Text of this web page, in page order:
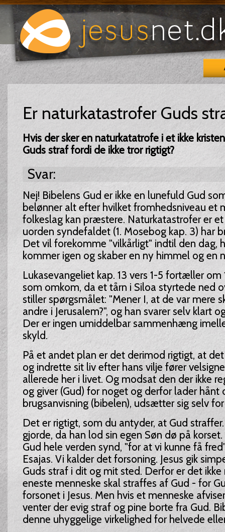
Er naturkatastrofer Guds
Hvis der sker en naturkatatrofe i et ikke
Guds straf fordi de ikke tror rigtigt?
Svar:
Nej! Bibelens Gud er ikke en lunefuld Gud
belønner alt efter hvilket fromhedsniveau et
folkeslag kan præstere. Naturkatastrofer er
uorden syndefaldet (1. Mosebog kap. 3) har
Det vil forekomme "vilkårligt" indtil den dag,
kommer igen og skaber en ny himmel og en
Lukasevangeliet kap. 13 vers 1-5 fortæller om
som omkom, da et tårn i Siloa styrtede ned
stiller spørgsmålet: "Mener I, at de var mere
andre i Jerusalem?", og han svarer selv klart
Der er ingen umiddelbar sammenhæng
skyld.
På et andet plan er det derimod rigtigt, at
og indrette sit liv efter hans vilje fører
allerede her i livet. Og modsat den der ikke
og giver (Gud) for noget og derfor lader hånt
brugsanvisning (bibelen), udsætter sig selv
Det er rigtigt, som du antyder, at Gud
gjorde, da han lod sin egen Søn dø på
Gud hele verden synd, "for at vi kunne få
Esajas. Vi kalder det forsoning. Jesus gik
Guds straf i dit og mit sted. Derfor er det
eneste menneske skal straffes af Gud - for
forsonet i Jesus. Men hvis et menneske
venter der evig straf og pine borte fra Gud.
denne uhyggelige virkelighed for helvede